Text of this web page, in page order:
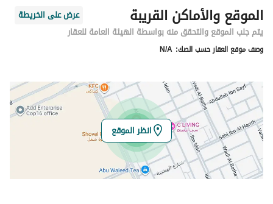
الموقع والأماكن القريبة
عرض على الخريطة
يتم جلب الموقع والتحقق منه بواسطة الهيئة العامة للعقار
وصف موقع العقار حسب الصك: N/A
انظر الموقع